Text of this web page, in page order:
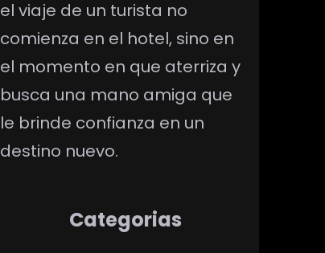
el viaje de un turista no
comienza en el hotel, sino en
el momento en que aterriza y
busca una mano amiga que
le brinde confianza en un
destino nuevo.
Categorias